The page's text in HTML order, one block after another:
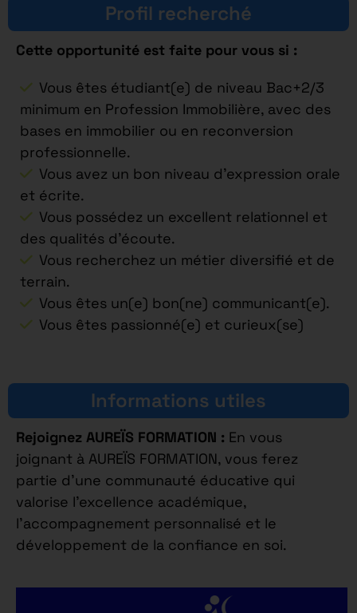
Profil recherché
Cette opportunité est faite pour vous si :
Vous êtes étudiant(e) de niveau Bac+2/3
minimum en Profession Immobilière, avec des
bases en immobilier ou en reconversion
professionnelle.
Vous avez un bon niveau d’expression orale
et écrite.
Vous possédez un excellent relationnel et
des qualités d’écoute.
Vous recherchez un métier diversifié et de
terrain.
Vous êtes un(e) bon(ne) communicant(e).
Vous êtes passionné(e) et curieux(se)
Informations utiles
Rejoignez AUREÏS FORMATION : En vous
joignant à AUREÏS FORMATION, vous ferez
partie d’une communauté éducative qui
valorise l’excellence académique,
l’accompagnement personnalisé et le
développement de la confiance en soi.